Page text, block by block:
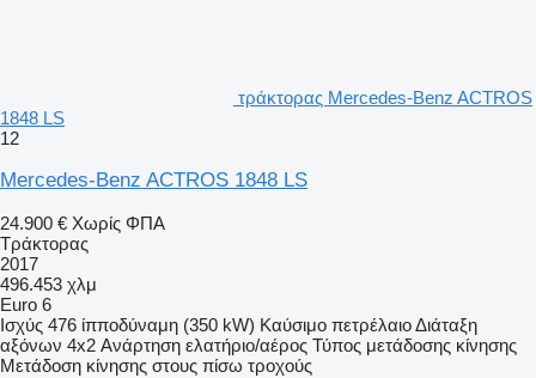
τράκτορας Mercedes-Benz ACTROS
1848 LS
12
Mercedes-Benz ACTROS 1848 LS
24.900 € Χωρίς ΦΠΑ
Τράκτορας
2017
496.453 χλμ
Euro 6
Ισχύς 476 ίπποδύναμη (350 kW) Καύσιμο πετρέλαιοΔιάταξη
αξόνων 4x2 Ανάρτηση ελατήριο/αέρος Τύπος μετάδοσης κίνησης
Μετάδοση κίνησης στους πίσω τροχούς